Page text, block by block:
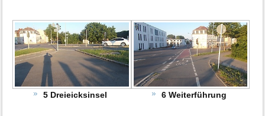
5 Dreieicksinsel 6 Weiterführung